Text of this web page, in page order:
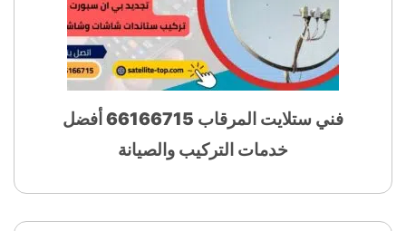
فني ستلايت المرقاب 66166715 أفضل
خدمات التركيب والصيانة